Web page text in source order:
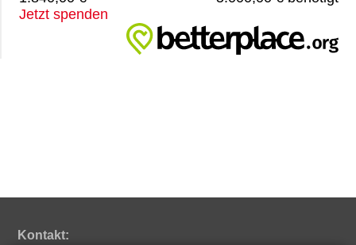
Jetzt spenden
Kontakt: